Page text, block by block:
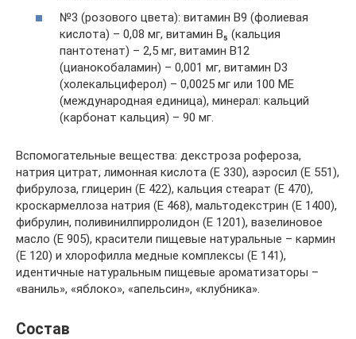
№3 (розового цвета): витамин B9 (фолиевая
кислота) – 0,08 мг, витамин B₅ (кальция
пантотенат) – 2,5 мг, витамин B12
(цианокобаламин) – 0,001 мг, витамин D3
(холекальциферол) – 0,0025 мг или 100 МЕ
(международная единица), минерал: кальций
(карбонат кальция) – 90 мг.
Вспомогательные вещества: декстроза рофероза,
натрия цитрат, лимонная кислота (Е 330), аэросил (Е 551),
фибрулоза, глицерин (Е 422), кальция стеарат (Е 470),
кроскармеллоза натрия (Е 468), мальтодекстрин (Е 1400),
фибрулин, поливинилпирролидон (Е 1201), вазелиновое
масло (Е 905), красители пищевые натуральные – кармин
(Е 120) и хлорофилла медные комплексы (Е 141),
идентичные натуральным пищевые ароматизаторы –
«ваниль», «яблоко», «апельсин», «клубника».
Состав